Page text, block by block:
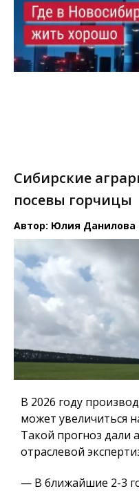
Сибирские
посевы горчицы
Автор: Юлия Данилова
В 2026 году
может увеличиться
Такой прогноз дали
отраслевой
— В ближайшие 2-3